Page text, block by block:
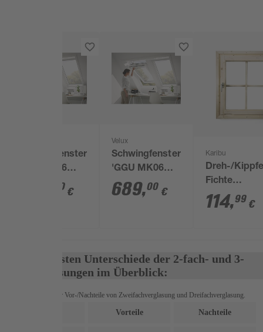
Schwingfenster
'GGU FK06
0070' weiß 66 x
00 €
Velux
Schwingfenster
'GGU MK06
0070' weiß 78 x
118 cm
689,00 €
Karibu
Dreh-/
Fichte
x 80 x 6 cm,
114,99€
Die Wichtigsten Unterschiede der 2-fach- und 3-
fach-Verglasungen im Überblick:
Gegenüberstellung der Vor-/Nachteile von Zweifachverglasung und Dreifachverglasung.
Vorteile Nachteile